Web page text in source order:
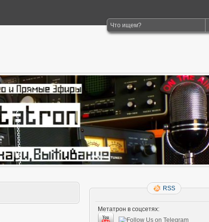
RSS
Метатрон в соцсетях: